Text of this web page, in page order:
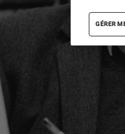
GÉRER